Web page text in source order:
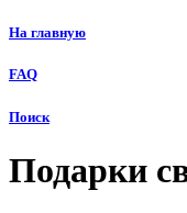
На главную
FAQ
Поиск
Подарки